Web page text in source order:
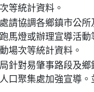
等統計資料。
請協調各鄉鎮市公
馬燈或辦理宣導活
場次等統計資料。
針對易肇事路段及
口聚集處加強宣導